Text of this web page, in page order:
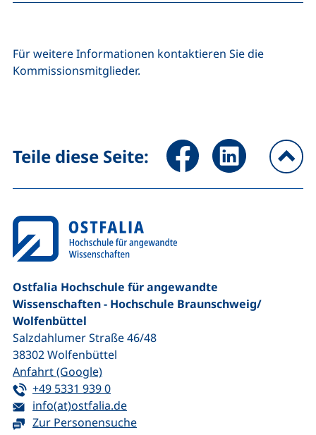
Für weitere Informationen kontaktieren Sie die
Kommissionsmitglieder.
Teile diese Seite: Seite über Facebook teilen
Seite über
Ostfalia Hochschule für angewandte
Wissenschaften - Hochschule Braunschweig/​
Wolfenbüttel
Salzdahlumer Straße 46/48
38302Wolfenbüttel
Anfahrt (Google)(externer Link, öffnet neues Fenster)
Tel:
+49 5331 939 0(startet einen Telefonanruf, wenn Ihr
E-Mail:
info(at)ostfalia.de(öffnet Ihr E-Mail-Programm)
Zur Personensuche